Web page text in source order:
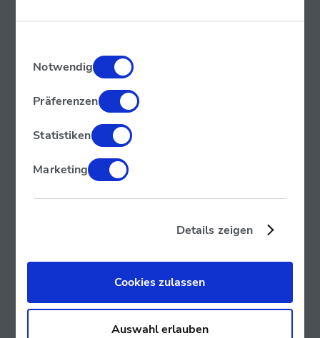
Einwilligungsauswahl
Notwendig
Präferenzen
Statistiken
Marketing
Details zeigen
Cookies zulassen
Auswahl erlauben